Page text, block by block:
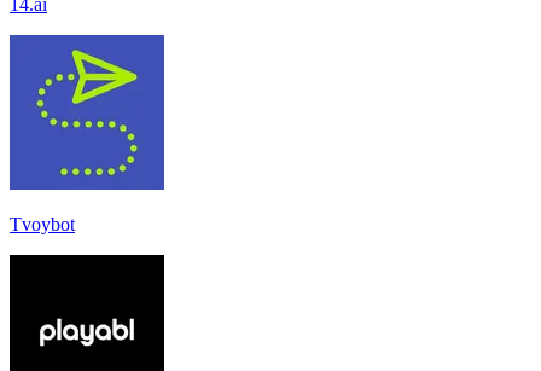
Tvoybot